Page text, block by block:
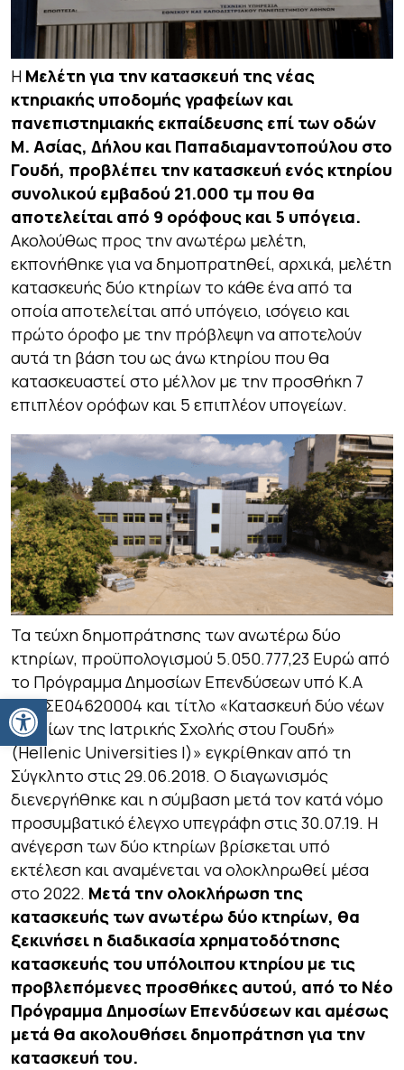
Ανοίξτε τη γραμμή εργαλείων
Η Μελέτη για την κατασκευή της νέας
κτηριακής υποδομής γραφείων και
πανεπιστημιακής εκπαίδευσης επί των οδών
Μ. Ασίας, Δήλου και Παπαδιαμαντοπούλου στο
Γουδή, προβλέπει την κατασκευή ενός κτηρίου
συνολικού εμβαδού 21.000 τμ που θα
αποτελείται από 9 ορόφους και 5 υπόγεια.
Ακολούθως προς την ανωτέρω μελέτη,
εκπονήθηκε για να δημοπρατηθεί, αρχικά, μελέτη
κατασκευής δύο κτηρίων το κάθε ένα από τα
οποία αποτελείται από υπόγειο, ισόγειο και
πρώτο όροφο με την πρόβλεψη να αποτελούν
αυτά τη βάση του ως άνω κτηρίου που θα
κατασκευαστεί στο μέλλον με την προσθήκη 7
επιπλέον ορόφων και 5 επιπλέον υπογείων.
Τα τεύχη δημοπράτησης των ανωτέρω δύο
κτηρίων, προϋπολογισμού 5.050.777,23 Ευρώ από
το Πρόγραμμα Δημοσίων Επενδύσεων υπό Κ.Α
2017ΣΕ04620004 και τίτλο «Κατασκευή δύο νέων
κτηρίων της Ιατρικής Σχολής στου Γουδή»
(Hellenic Universities I)» εγκρίθηκαν από τη
Σύγκλητο στις 29.06.2018. Ο διαγωνισμός
διενεργήθηκε και η σύμβαση μετά τον κατά νόμο
προσυμβατικό έλεγχο υπεγράφη στις 30.07.19. Η
ανέγερση των δύο κτηρίων βρίσκεται υπό
εκτέλεση και αναμένεται να ολοκληρωθεί μέσα
στο 2022. Μετά την ολοκλήρωση της
κατασκευής των ανωτέρω δύο κτηρίων, θα
ξεκινήσει η διαδικασία χρηματοδότησης
κατασκευής του υπόλοιπου κτηρίου με τις
προβλεπόμενες προσθήκες αυτού, από το Νέο
Πρόγραμμα Δημοσίων Επενδύσεων και αμέσως
μετά θα ακολουθήσει δημοπράτηση για την
κατασκευή του.